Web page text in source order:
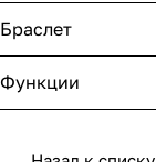
Браслет
Функции